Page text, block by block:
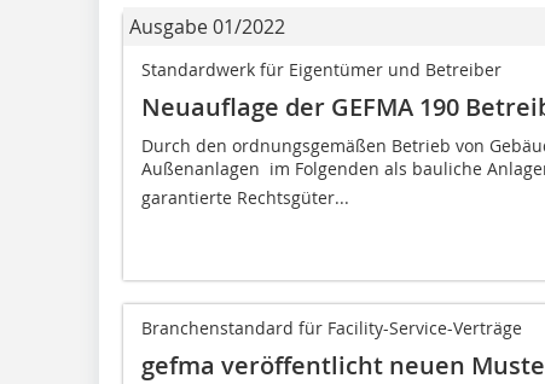
Ausgabe 01/2022
Standardwerk für Eigentümer und Betreiber
Neuauflage der GEFMA 190
Durch den ordnungsgemäßen Betrieb von
Außenanlagen  im Folgenden als bauliche
garantierte Rechtsgüter...
Branchenstandard für Facility-Service-Verträge
gefma veröffentlicht neuen